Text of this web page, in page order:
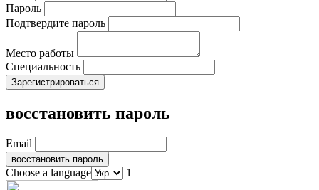
Пароль
Подтвердите пароль
Место работы
Специальность
восстановить пароль
Email
Choose a language 1